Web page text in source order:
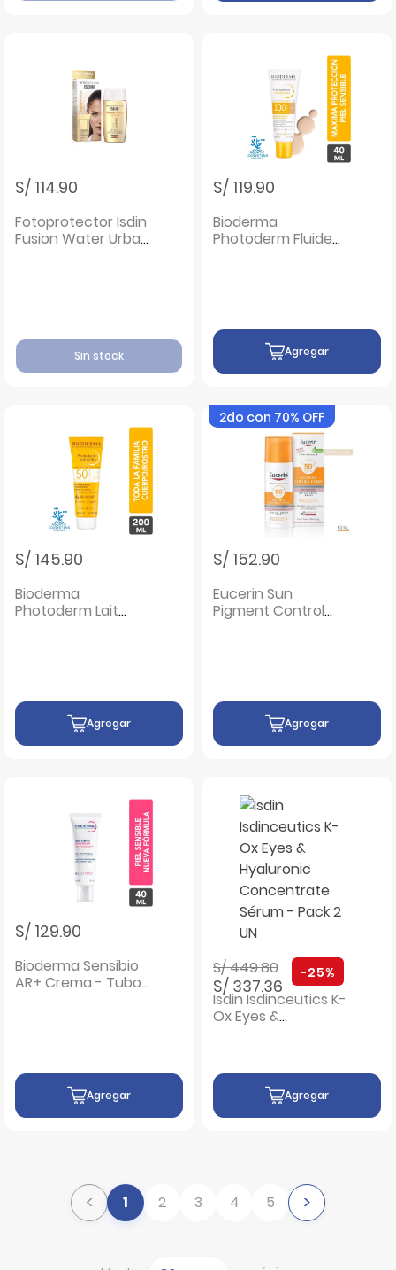
S/ 114.90
Fotoprotector Isdin
Fusion Water Urban
Sin stock
S/ 119.90
Bioderma
Photoderm Fluide
Agregar
S/ 145.90
Bioderma
Photoderm Lait
Agregar
2do con 70% OFF
S/ 152.90
Eucerin Sun
Pigment Control
Agregar
S/ 129.90
Bioderma Sensibio
AR+ Crema - Tubo
Agregar
Precio rebajado de
S/ 449.80a
S/ 337.36
-25%
Isdin Isdinceutics K-
Ox Eyes &
Agregar
< 1 2 3 4 5 >